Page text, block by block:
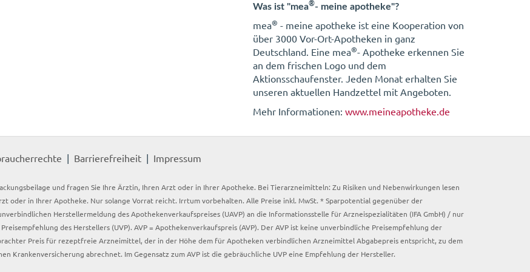
Was ist "mea®- meine apotheke"?
mea® - meine apotheke ist eine Kooperation von
über 3000 Vor-Ort-Apotheken in ganz
Deutschland. Eine mea®- Apotheke erkennen Sie
an dem frischen Logo und dem
Aktionsschaufenster. Jeden Monat erhalten Sie
unseren aktuellen Handzettel mit Angeboten.
Mehr Informationen: www.meineapotheke.de
Barrierefreiheit Impressum
und fragen Sie Ihre Ärztin, Ihren Arzt oder in Ihrer Apotheke. Bei Tierarzneimitteln: Zu Risiken und Nebenwirkungen lesen
oder in Ihrer Apotheke. Nur solange Vorrat reicht. Irrtum vorbehalten. Alle Preise inkl. MwSt. * Sparpotential gegenüber der
Herstellermeldung des Apothekenverkaufspreises (UAVP) an die Informationsstelle für Arzneispezialitäten (IFA GmbH) / nur
des Herstellers (UVP). AVP = Apothekenverkaufspreis (AVP). Der AVP ist keine unverbindliche Preisempfehlung der
Preis für rezeptfreie Arzneimittel, der in der Höhe dem für Apotheken verbindlichen Arzneimittel Abgabepreis entspricht, zu dem
Krankenversicherung abrechnet. Im Gegensatz zum AVP ist die gebräuchliche UVP eine Empfehlung der Hersteller.